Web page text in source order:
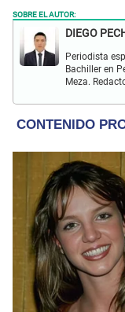
SOBRE EL AUTOR:
DIEGO
Periodista
Bachiller en
Meza.
internacional,